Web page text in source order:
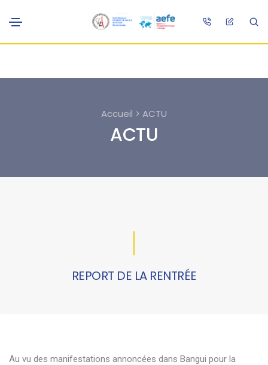
Accueil > ACTU
ACTU
REPORT DE LA RENTRÉE
Au vu des manifestations annoncées dans Bangui pour la